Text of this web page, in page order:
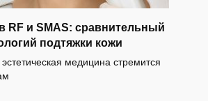
RF и SMAS: сравнительный
подтяжки кожи
медицина стремится